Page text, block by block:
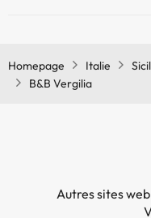
Homepage Italie
B&B Vergilia
Autres sites